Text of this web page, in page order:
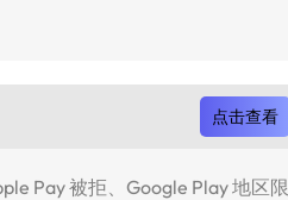
点击查看
Pay 被拒、Google Play 地区限